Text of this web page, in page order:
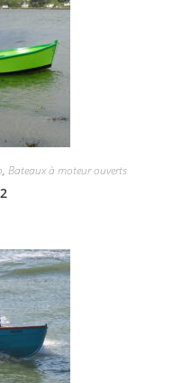
, Bateaux à moteur ouverts